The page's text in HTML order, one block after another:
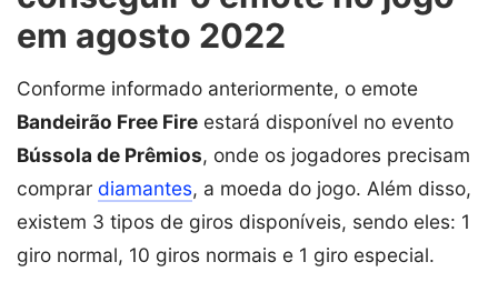
em agosto 2022
Conforme informado anteriormente, o emote
Bandeirão Free Fire estará disponível no evento
Bússola de Prêmios, onde os jogadores precisam
comprar diamantes, a moeda do jogo. Além disso,
existem 3 tipos de giros disponíveis, sendo eles: 1
giro normal, 10 giros normais e 1 giro especial.